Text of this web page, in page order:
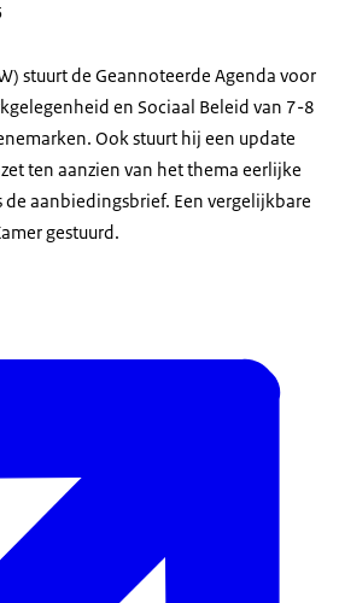
stuurt de Geannoteerde Agenda voor
en Sociaal Beleid van 7-8
Ook stuurt hij een update
ten aanzien van het thema eerlijke
aanbiedingsbrief. Een vergelijkbare
gestuurd.